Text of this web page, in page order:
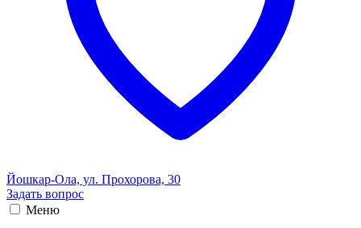
Йошкар-Ола, ул. Прохорова, 30
Задать вопрос
Меню